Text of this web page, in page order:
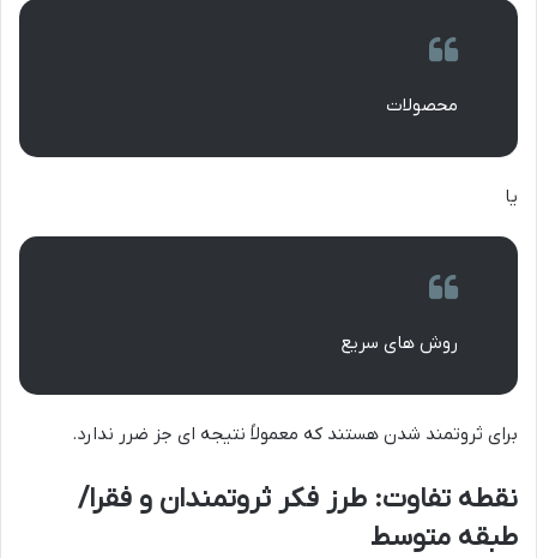
محصولات
یا
روش های سریع
برای ثروتمند شدن هستند که معمولاً نتیجه ای جز ضرر ندارد.
نقطه تفاوت: طرز فکر ثروتمندان و فقرا/
طبقه متوسط